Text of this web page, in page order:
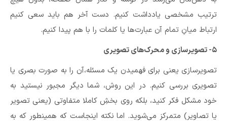
ترتیب مشخصی یادداشت کنیم. دست آخر هم باید سعی کنیم
ارتباط میانِ تمام آن عبارت‌ها یا کلمات را با هم پیدا کنیم.
۵- تصویرسازی و محرک‌های تصویری
تصویرسازی یعنی برای فهمیدن یک مسئله،‌آن را به صورت بصری یا
تصویری بررسی کنیم. در این روش، شما دیگر مجبور نیستید به
خود مشکل فکر کنید، بلکه روی بخشِ کاملا متفاوتی (یعنی تصویر
یا تصاویر) متمرکز می‌شوید. اما نکته اینجاست که همینطور که به